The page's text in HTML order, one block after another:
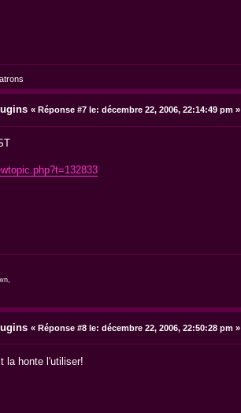
« Réponse #7 le: décembre 22, 2006, 22:14:49 pm »
« Réponse #8 le: décembre 22, 2006, 22:50:28 pm »
la honte l'utiliser!